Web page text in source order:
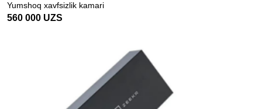
Yumshoq xavfsizlik kamari
560 000 UZS